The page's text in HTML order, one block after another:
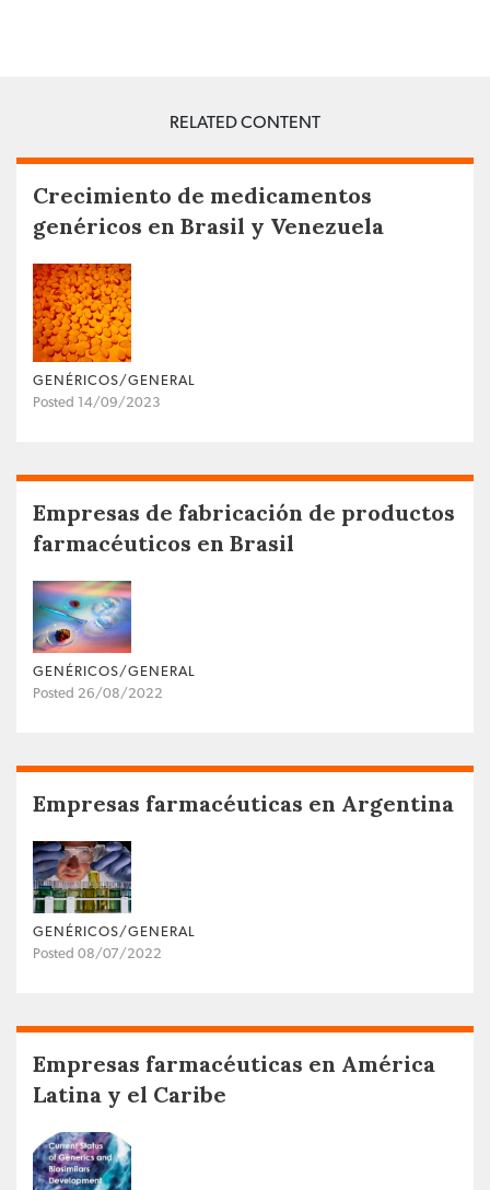
RELATED CONTENT
Crecimiento de medicamentos
genéricos en Brasil y Venezuela
GENÉRICOS/GENERAL
Posted 14/09/2023
Empresas de fabricación de productos
farmacéuticos en Brasil
GENÉRICOS/GENERAL
Posted 26/08/2022
Empresas farmacéuticas en Argentina
GENÉRICOS/GENERAL
Posted 08/07/2022
Empresas farmacéuticas en América
Latina y el Caribe